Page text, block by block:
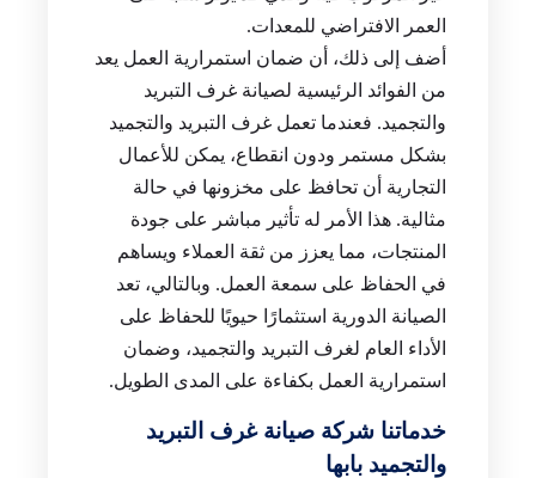
العمر الافتراضي للمعدات.
أضف إلى ذلك، أن ضمان استمرارية العمل يعد
من الفوائد الرئيسية لصيانة غرف التبريد
والتجميد. فعندما تعمل غرف التبريد والتجميد
بشكل مستمر ودون انقطاع، يمكن للأعمال
التجارية أن تحافظ على مخزونها في حالة
مثالية. هذا الأمر له تأثير مباشر على جودة
المنتجات، مما يعزز من ثقة العملاء ويساهم
في الحفاظ على سمعة العمل. وبالتالي، تعد
الصيانة الدورية استثمارًا حيويًا للحفاظ على
الأداء العام لغرف التبريد والتجميد، وضمان
استمرارية العمل بكفاءة على المدى الطويل.
خدماتنا شركة صيانة غرف التبريد
والتجميد بابها